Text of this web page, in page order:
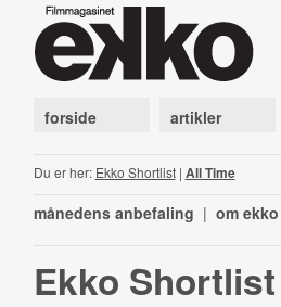
forside artikler
Du er her: Ekko Shortlist| All Time
månedens anbefaling | om
Ekko Shortlist